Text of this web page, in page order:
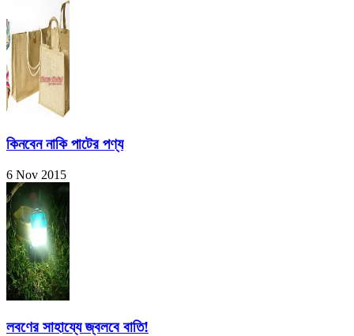
কিনবেন নাকি পাটের পণ্য
6 Nov 2015
লবণের সাহায্যে জ্বলবে বাতি!